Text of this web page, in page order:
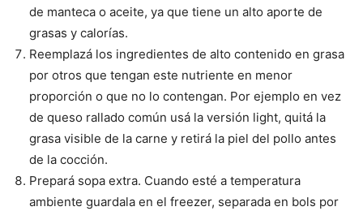
de manteca o aceite, ya que tiene un alto aporte de
grasas y calorías.
Reemplazá los ingredientes de alto contenido en grasa
por otros que tengan este nutriente en menor
proporción o que no lo contengan. Por ejemplo en vez
de queso rallado común usá la versión light, quitá la
grasa visible de la carne y retirá la piel del pollo antes
de la cocción.
Prepará sopa extra. Cuando esté a temperatura
ambiente guardala en el freezer, separada en bols por